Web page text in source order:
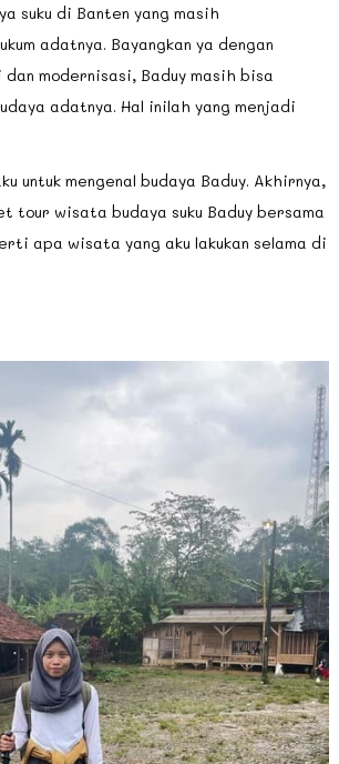
suku di Banten yang masih
adatnya. Bayangkan ya dengan
modernisasi, Baduy masih bisa
adatnya. Hal inilah yang menjadi
untuk mengenal budaya Baduy. Akhirnya,
tour wisata budaya suku Baduy bersama
apa wisata yang aku lakukan selama di